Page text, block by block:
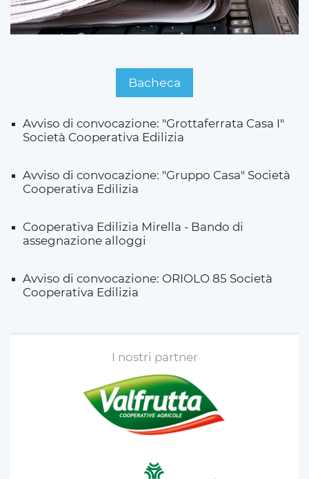
Bacheca
Avviso di convocazione: "Grottaferrata Casa I"
Società Cooperativa Edilizia
Avviso di convocazione: "Gruppo Casa" Società
Cooperativa Edilizia
Cooperativa Edilizia Mirella - Bando di
assegnazione alloggi
Avviso di convocazione: ORIOLO 85 Società
Cooperativa Edilizia
I nostri partner